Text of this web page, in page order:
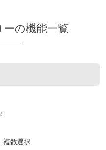
の機能一覧
複数選択